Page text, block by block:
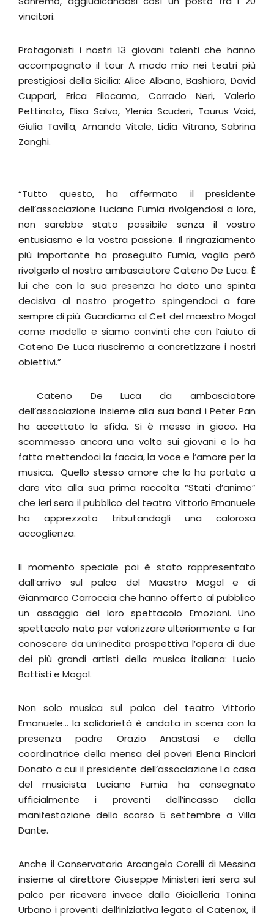
vincitori.
Protagonisti i nostri 13 giovani talenti che hanno
accompagnato il tour A modo mio nei teatri più
prestigiosi della Sicilia: Alice Albano, Bashiora, David
Cuppari, Erica Filocamo, Corrado Neri, Valerio
Pettinato, Elisa Salvo, Ylenia Scuderi, Taurus Void,
Giulia Tavilla, Amanda Vitale, Lidia Vitrano, Sabrina
Zanghi.
“Tutto questo, ha affermato il presidente
dell’associazione Luciano Fumia rivolgendosi a loro,
non sarebbe stato possibile senza il vostro
entusiasmo e la vostra passione. Il ringraziamento
più importante ha proseguito Fumia, voglio però
rivolgerlo al nostro ambasciatore Cateno De Luca. È
lui che con la sua presenza ha dato una spinta
decisiva al nostro progetto spingendoci a fare
sempre di più. Guardiamo al Cet del maestro Mogol
come modello e siamo convinti che con l’aiuto di
Cateno De Luca riusciremo a concretizzare i nostri
obiettivi.”
Cateno De Luca da ambasciatore
dell’associazione insieme alla sua band i Peter Pan
ha accettato la sfida. Si è messo in gioco. Ha
scommesso ancora una volta sui giovani e lo ha
fatto mettendoci la faccia, la voce e l’amore per la
musica. Quello stesso amore che lo ha portato a
dare vita alla sua prima raccolta “Stati d’animo”
che ieri sera il pubblico del teatro Vittorio Emanuele
ha apprezzato tributandogli una calorosa
accoglienza.
Il momento speciale poi è stato rappresentato
dall’arrivo sul palco del Maestro Mogol e di
Gianmarco Carroccia che hanno offerto al pubblico
un assaggio del loro spettacolo Emozioni. Uno
spettacolo nato per valorizzare ulteriormente e far
conoscere da un’inedita prospettiva l’opera di due
dei più grandi artisti della musica italiana: Lucio
Battisti e Mogol.
Non solo musica sul palco del teatro Vittorio
Emanuele… la solidarietà è andata in scena con la
presenza padre Orazio Anastasi e della
coordinatrice della mensa dei poveri Elena Rinciari
Donato a cui il presidente dell’associazione La casa
del musicista Luciano Fumia ha consegnato
ufficialmente i proventi dell’incasso della
manifestazione dello scorso 5 settembre a Villa
Dante.
Anche il Conservatorio Arcangelo Corelli di Messina
insieme al direttore Giuseppe Ministeri ieri sera sul
palco per ricevere invece dalla Gioielleria Tonina
Urbano i proventi dell’iniziativa legata al Catenox, il